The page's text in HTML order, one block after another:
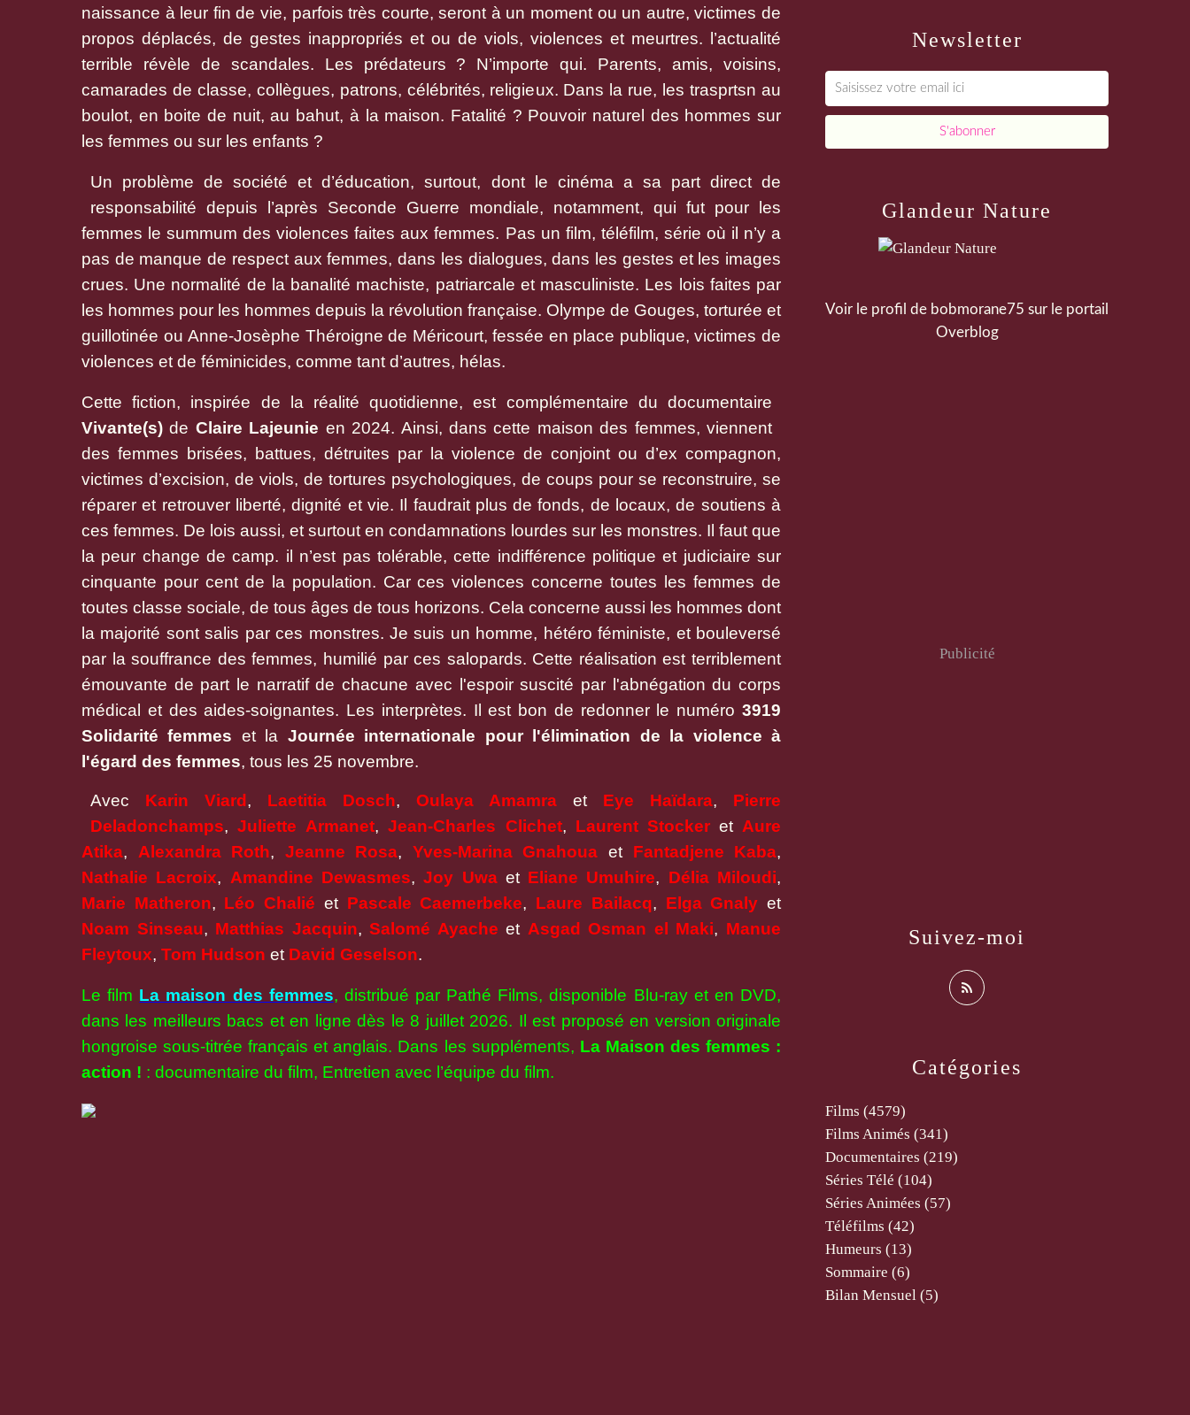
naissance à leur fin de vie, parfois très courte, seront à un moment ou un autre, victimes de
propos déplacés, de gestes inappropriés et ou de viols, violences et meurtres. l’actualité
terrible révèle de scandales. Les prédateurs ? N’importe qui. Parents, amis, voisins,
camarades de classe, collègues, patrons, célébrités, religieux. Dans la rue, les trasprtsn au
boulot, en boite de nuit, au bahut, à la maison. Fatalité ? Pouvoir naturel des hommes sur
les femmes ou sur les enfants ?
Un problème de société et d’éducation, surtout, dont le cinéma a sa part direct de
responsabilité depuis l’après Seconde Guerre mondiale, notamment, qui fut pour les
femmes le summum des violences faites aux femmes. Pas un film, téléfilm, série où il n’y a
pas de manque de respect aux femmes, dans les dialogues, dans les gestes et les images
crues. Une normalité de la banalité machiste, patriarcale et masculiniste. Les lois faites par
les hommes pour les hommes depuis la révolution française. Olympe de Gouges, torturée et
guillotinée ouAnne-Josèphe Théroigne de Méricourt, fessée en place publique,victimes de
violences et de féminicides, comme tant d’autres, hélas.
Cette fiction, inspirée de la réalité quotidienne, est complémentaire du documentaire
Vivante(s) de Claire Lajeunie en 2024. Ainsi, dans cette maison des femmes, viennent
des femmes brisées, battues, détruites par la violence de conjoint ou d’ex compagnon,
victimes d’excision, de viols, de tortures psychologiques, de coups pour se reconstruire, se
réparer et retrouver liberté, dignité et vie. Il faudrait plus de fonds, de locaux, de soutiens à
ces femmes. De lois aussi, et surtout en condamnations lourdes sur les monstres. Il faut que
la peur change de camp. il n’est pas tolérable, cette indifférence politique et judiciaire sur
cinquante pour cent de la population. Car ces violences concerne toutes les femmes de
toutes classe sociale, de tous âges de tous horizons. Cela concerne aussi les hommes dont
la majorité sont salis par ces monstres. Je suis un homme, hétéro féministe, et bouleversé
par la souffrance des femmes, humilié par ces salopards. Cette réalisation est terriblement
émouvante de part le narratif de chacune avec l'espoir suscité par l'abnégation du corps
médical et des aides-soignantes. Les interprètes. Il est bon de redonner le numéro 3919
Solidarité femmes et la Journée internationale pour l'élimination de la violence à
l'égard des femmes, tous les 25 novembre.
Avec Karin Viard, Laetitia Dosch, Oulaya Amamra et Eye Haïdara, Pierre
Deladonchamps,Juliette Armanet,Jean-Charles Clichet, Laurent Stockeret Aure
Atika, Alexandra Roth, Jeanne Rosa, Yves-Marina Gnahoua et Fantadjene Kaba,
Nathalie Lacroix, Amandine Dewasmes,Joy Uwaet Eliane Umuhire, Délia Miloudi,
Marie Matheron, Léo Chalié et Pascale Caemerbeke, Laure Bailacq, Elga Gnaly et
Noam Sinseau, Matthias Jacquin,Salomé Ayache et Asgad Osman el Maki, Manue
Fleytoux, Tom Hudson et David Geselson.
Le film La maison des femmes, distribué par Pathé Films, disponible Blu-ray et en DVD,
dans les meilleurs bacs et en ligne dès le 8 juillet 2026. Il est proposé en version originale
hongroise sous-titrée français et anglais. Dans les suppléments, La Maison des femmes :
action ! : documentaire du film, Entretien avec l’équipe du film.
Newsletter
Catégories
Films (4579)
Films Animés (341)
Documentaires (219)
Séries Télé (104)
Séries Animées (57)
Téléfilms (42)
Humeurs (13)
Sommaire (6)
Bilan Mensuel (5)
Glandeur Nature
Voir le profil de bobmorane75 sur le portail
Overblog
Suivez-moi
Publicité